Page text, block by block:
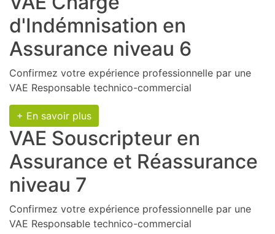
d'Indémnisation en
Assurance niveau 6
Confirmez votre expérience professionnelle par une
VAE Responsable technico-commercial
+ En savoir plus
VAE Souscripteur en
Assurance et Réassurance
niveau 7
Confirmez votre expérience professionnelle par une
VAE Responsable technico-commercial